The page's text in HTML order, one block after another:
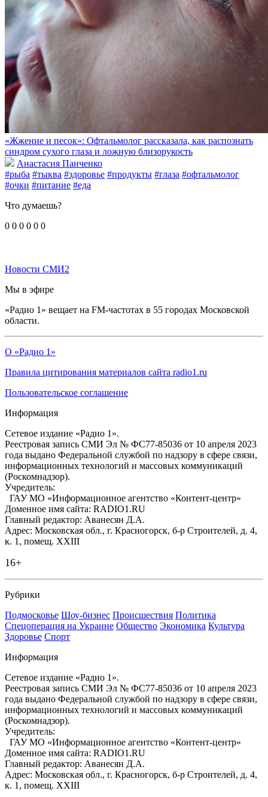
«Жжение и песок»: Офтальмолог рассказала, как распознать
синдром сухого глаза и ложную близорукость
Анастасия Панченко
#рыба #тыква #здоровье #продукты #глаза #офтальмолог
#очки #питание #еда
Что думаешь?
0 0 0 0 0 0
Новости СМИ2
Мы в эфире
«Радио 1» вещает на FM-частотах в 55 городах Московской
области.
О «Радио 1»
Правила цитирования материалов сайта radio1.ru
Пользовательское соглашение
Информация
Сетевое издание «Радио 1».
Реестровая запись СМИ Эл № ФС77-85036 от 10 апреля 2023
года выдано Федеральной службой по надзору в сфере связи,
информационных технологий и массовых коммуникаций
(Роскомнадзор).
Учредитель:
ГАУ МО «Информационное агентство «Контент-центр»
Доменное имя сайта: RADIO1.RU
Главный редактор: Аванесян Д.А.
Адрес: Московская обл., г. Красногорск, б-р Строителей, д. 4,
к. 1, помещ. XXIII
16+
Рубрики
Подмосковье Шоу-бизнес Происшествия Политика
Спецоперация на Украине Общество Экономика Культура
Здоровье Спорт
Информация
Сетевое издание «Радио 1».
Реестровая запись СМИ Эл № ФС77-85036 от 10 апреля 2023
года выдано Федеральной службой по надзору в сфере связи,
информационных технологий и массовых коммуникаций
(Роскомнадзор).
Учредитель:
ГАУ МО «Информационное агентство «Контент-центр»
Доменное имя сайта: RADIO1.RU
Главный редактор: Аванесян Д.А.
Адрес: Московская обл., г. Красногорск, б-р Строителей, д. 4,
к. 1, помещ. XXIII